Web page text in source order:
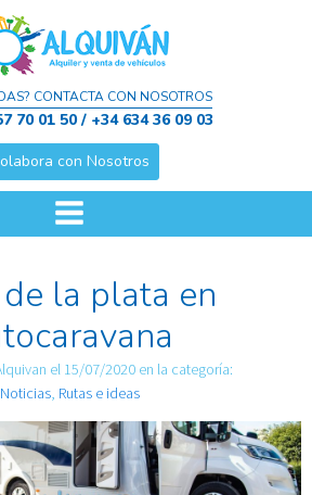
CONTACTA CON NOSOTROS
70 01 50 / +34 634 36 09 03
con Nosotros
la plata en
el 15/07/2020 en la categoría:
Noticias, Rutas e ideas